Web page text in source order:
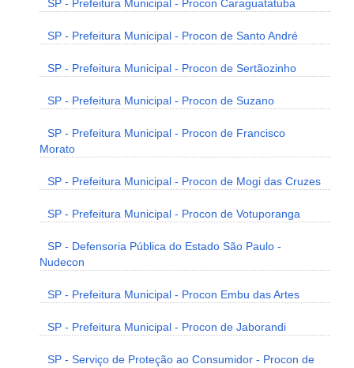
SP - Prefeitura Municipal - Procon Caraguatatuba
SP - Prefeitura Municipal - Procon de Santo André
SP - Prefeitura Municipal - Procon de Sertãozinho
SP - Prefeitura Municipal - Procon de Suzano
SP - Prefeitura Municipal - Procon de Francisco
Morato
SP - Prefeitura Municipal - Procon de Mogi das Cruzes
SP - Prefeitura Municipal - Procon de Votuporanga
SP - Defensoria Pública do Estado São Paulo -
Nudecon
SP - Prefeitura Municipal - Procon Embu das Artes
SP - Prefeitura Municipal - Procon de Jaborandi
SP - Serviço de Proteção ao Consumidor - Procon de